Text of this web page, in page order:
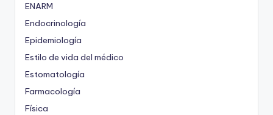
ENARM
Endocrinología
Epidemiología
Estilo de vida del médico
Estomatología
Farmacología
Física